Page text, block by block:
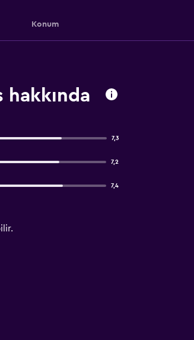
Konum
7,3
7,2
7,4